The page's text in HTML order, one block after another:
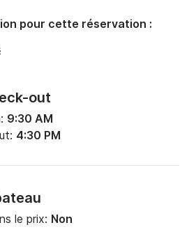
out
9:30 AM
4:30 PM
le prix: Non
pour cette réservation :